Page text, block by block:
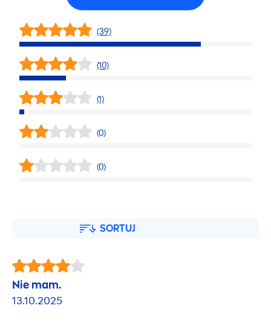
(39)
(10)
(1)
(0)
(0)
SORTUJ
Nie mam.
13.10.2025